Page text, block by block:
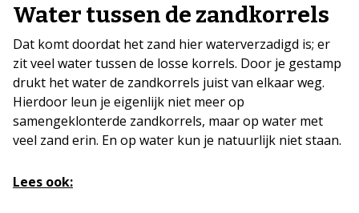
Water tussen de zandkorrels
Dat komt doordat het zand hier waterverzadigd is; er
zit veel water tussen de losse korrels. Door je gestamp
drukt het water de zandkorrels juist van elkaar weg.
Hierdoor leun je eigenlijk niet meer op
samengeklonterde zandkorrels, maar op water met
veel zand erin. En op water kun je natuurlijk niet staan.
Lees ook: